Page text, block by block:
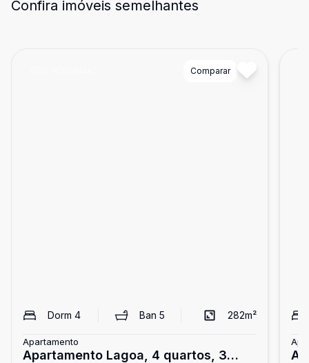
Confira imóveis semelhantes
Comparar
Dorm 4 Ban5 282m²
Apartamento
Apartamento Lagoa, 4 quartos, 3